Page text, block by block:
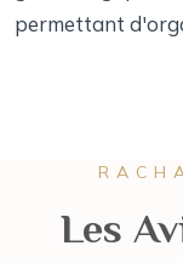
permettant
Les